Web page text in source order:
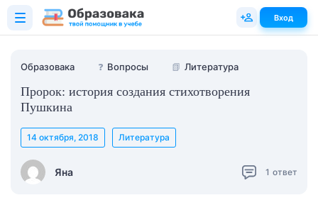
Образовака ❓ Вопросы 📗 Литература
Пророк: история создания стихотворения
Пушкина
Яна
14 октября, 2018 Литература
1 ответ
Вход